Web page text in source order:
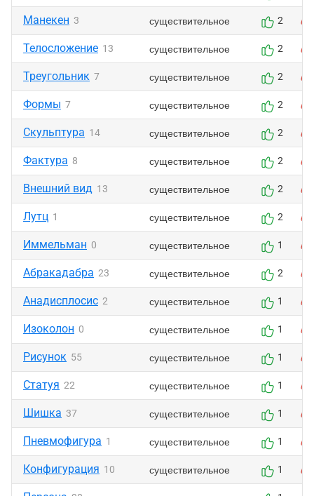
Манекен 3 существительное 2
Телосложение 13 существительное 2
Треугольник 7 существительное 2
Формы 7 существительное 2
Скульптура 14 существительное 2
Фактура 8 существительное 2
Внешний вид 13 существительное 2
Лутц 1 существительное 2
Иммельман 0 существительное 1
Абракадабра 23 существительное 2
Анадисплосис 2 существительное 1
Изоколон 0 существительное 1
Рисунок 55 существительное 1
Статуя 22 существительное 1
Шишка 37 существительное 1
Пневмофигура 1 существительное 1
Конфигурация 10 существительное 1